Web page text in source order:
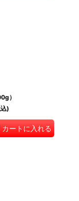
）
)
カートに入れる